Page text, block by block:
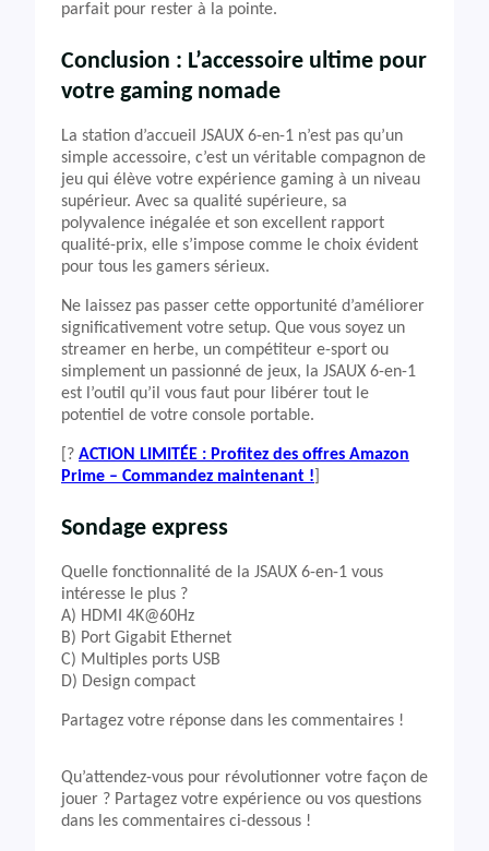
parfait pour rester à la pointe.
Conclusion : L’accessoire ultime pour
votre gaming nomade
La station d’accueil JSAUX 6-en-1 n’est pas qu’un
simple accessoire, c’est un véritable compagnon de
jeu qui élève votre expérience gaming à un niveau
supérieur. Avec sa qualité supérieure, sa
polyvalence inégalée et son excellent rapport
qualité-prix, elle s’impose comme le choix évident
pour tous les gamers sérieux.
Ne laissez pas passer cette opportunité d’améliorer
significativement votre setup. Que vous soyez un
streamer en herbe, un compétiteur e-sport ou
simplement un passionné de jeux, la JSAUX 6-en-1
est l’outil qu’il vous faut pour libérer tout le
potentiel de votre console portable.
[? ACTION LIMITÉE : Profitez des offres Amazon
Prime – Commandez maintenant !
Sondage express
Quelle fonctionnalité de la JSAUX 6-en-1 vous
intéresse le plus ?
A) HDMI 4K@60Hz
B) Port Gigabit Ethernet
C) Multiples ports USB
D) Design compact
Partagez votre réponse dans les commentaires !
Qu’attendez-vous pour révolutionner votre façon de
jouer ? Partagez votre expérience ou vos questions
dans les commentaires ci-dessous !